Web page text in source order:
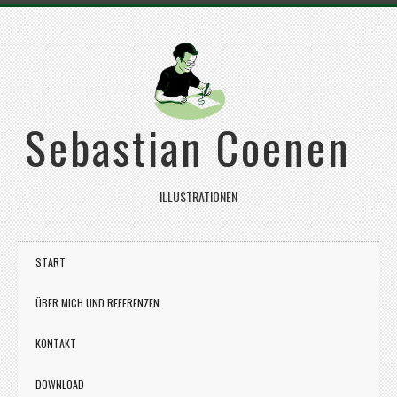
Sebastian Coenen
ILLUSTRATIONEN
START
ÜBER MICH UND REFERENZEN
KONTAKT
DOWNLOAD